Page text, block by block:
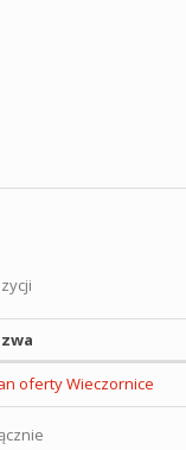
oferty Wieczornice